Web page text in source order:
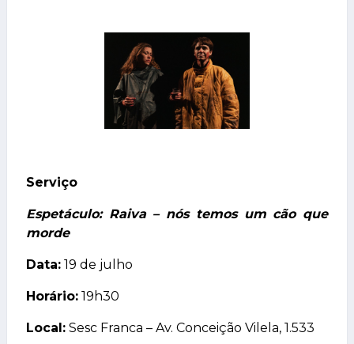
Serviço
Espetáculo: Raiva – nós temos um cão que
morde
Data: 19 de julho
Horário: 19h30
Local: Sesc Franca – Av. Conceição Vilela, 1.533